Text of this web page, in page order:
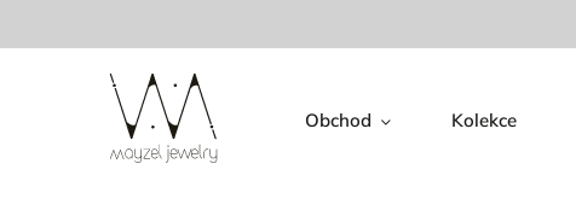
Obchod Kolekce